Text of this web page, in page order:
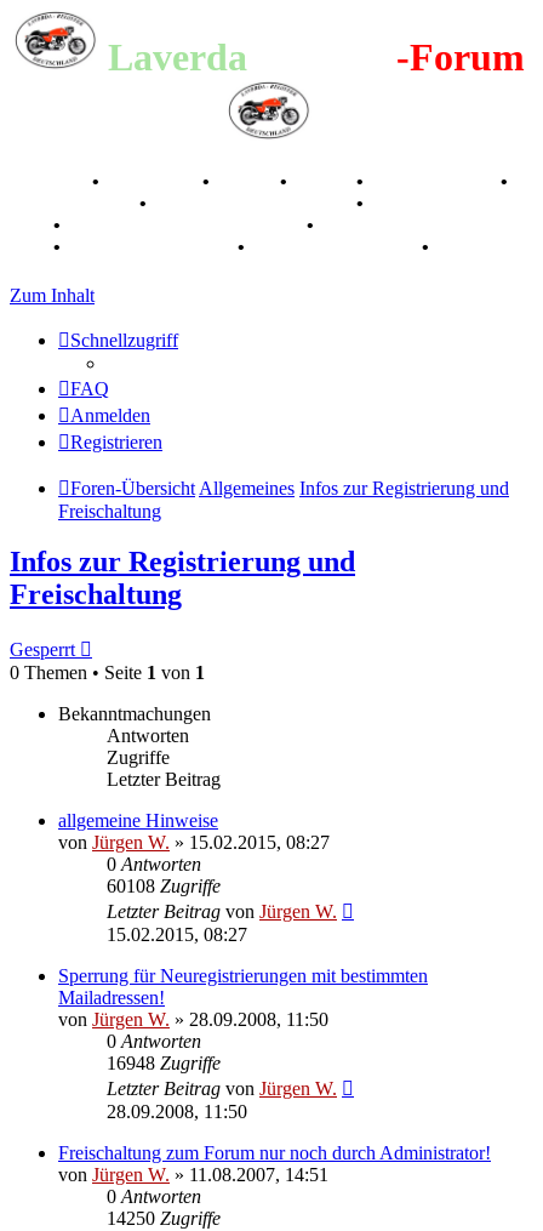
Laverda -Forum
• • • •
•
• •
• •
• • •
Zum Inhalt
Schnellzugriff
FAQ
Anmelden
Registrieren
Foren-Übersicht Allgemeines Infos zur Registrierung und
Freischaltung
Infos zur Registrierung und
Freischaltung
Gesperrt
0 Themen • Seite 1 von 1
Bekanntmachungen
Antworten
Zugriffe
Letzter Beitrag
allgemeine Hinweise
von Jürgen W. » 15.02.2015, 08:27
0 Antworten
60108 Zugriffe
Letzter Beitrag von Jürgen W.
15.02.2015, 08:27
Sperrung für Neuregistrierungen mit bestimmten
Mailadressen!
von Jürgen W. » 28.09.2008, 11:50
0 Antworten
16948 Zugriffe
Letzter Beitrag von Jürgen W.
28.09.2008, 11:50
Freischaltung zum Forum nur noch durch Administrator!
von Jürgen W. » 11.08.2007, 14:51
0 Antworten
14250 Zugriffe